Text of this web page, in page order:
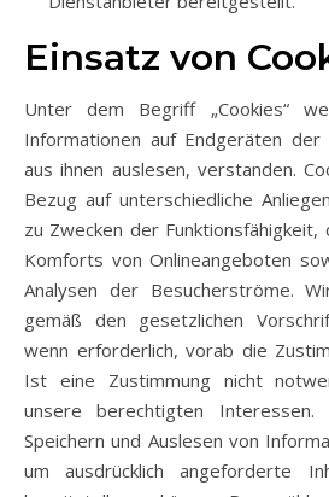
Einsatz von
Unter dem Begriff „Cookies“
Informationen auf Endgeräten
aus ihnen auslesen, verstanden.
Bezug auf unterschiedliche
zu Zwecken der
Komforts von Onlineangeboten
Analysen der Besucherströme.
gemäß den gesetzlichen
wenn erforderlich, vorab die
Ist eine Zustimmung nicht
unsere berechtigten
Speichern und Auslesen von
um ausdrücklich angeforderte